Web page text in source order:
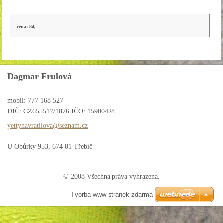
cena: 84,-
Dagmar Frulová
mobil: 777 168 527
DIČ: CZ655517/1876 IČO: 15900428
yettynavratilova@seznam. cz
U Obůrky 953, 674 01 Třebíč
© 2008 Všechna práva vyhrazena.
Tvorba www stránek zdarma